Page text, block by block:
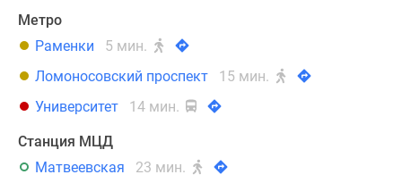
Метро
Раменки
5 мин.
Ломоносовский проспект
15 мин.
Университет
14 мин.
Станция МЦД
Матвеевская
23 мин.